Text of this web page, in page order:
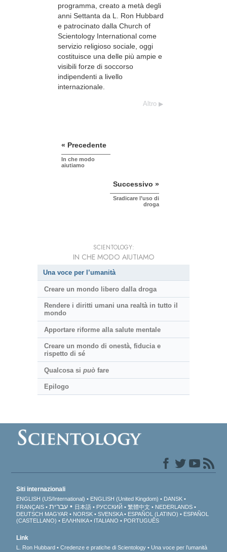
programma, creato a metà degli
anni Settanta da L. Ron Hubbard
e patrocinato dalla Church of
Scientology International come
servizio religioso sociale, oggi
costituisce una delle più ampie e
visibili forze di soccorso
indipendenti a livello
internazionale.
Altro
« Precedente
In che modo
aiutiamo
Successivo »
Sradicare l’uso di
droga
SCIENTOLOGY:
IN CHE MODO AIUTIAMO
Una voce per l’umanità
Creare un mondo libero dalla droga
Rendere i diritti umani una realtà in tutto il
mondo
Apportare riforme alla salute mentale
Creare un mondo di onestà, fiducia e
rispetto di sé
Qualcosa si puòfare
Epilogo
Siti internazionali
ENGLISH (US/International) ENGLISH (United Kingdom)
DANSK
FRANÇAIS
עברית 日本語 РУССКИЙ 繁體中文
NEDERLANDS
DEUTSCH MAGYAR NORSK SVENSKA ESPAÑOL (LATINO)
ESPAÑOL
(CASTELLANO)
ΕΛΛΗΝΙΚA ITALIANO PORTUGUÊS
Link
L. Ron Hubbard Credenze e pratiche di Scientology
Una voce per l’umanità